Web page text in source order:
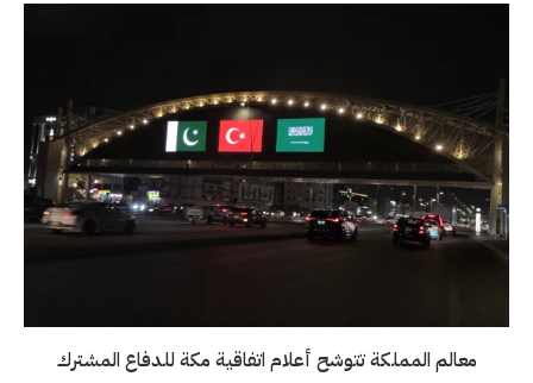
معالم المملكة تتوشح أعلام اتفاقية مكة للدفاع المشترك